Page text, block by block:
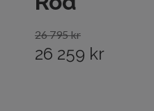
26 795 kr
26 259 kr